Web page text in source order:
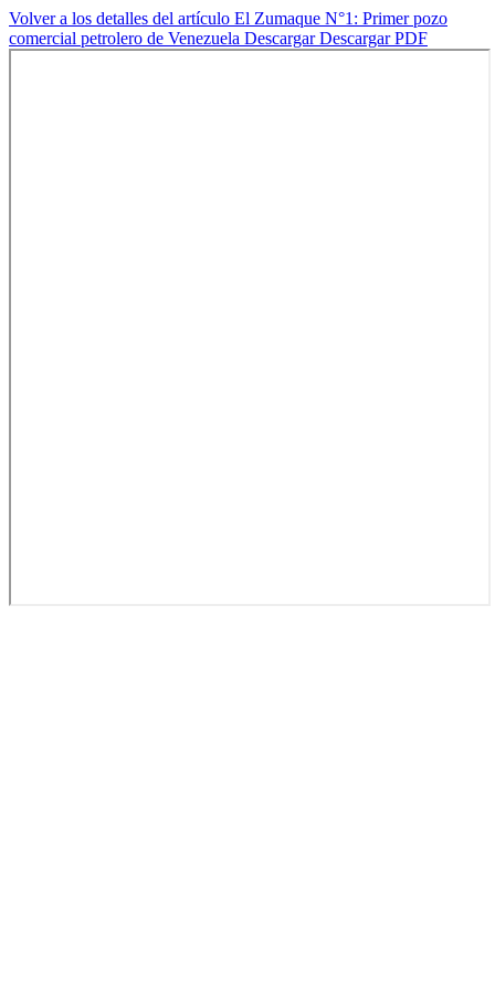
Volver a los detalles del artículo El Zumaque N°1: Primer pozo
comercial petrolero de Venezuela DescargarDescargar PDF